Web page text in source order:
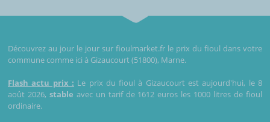
Découvrez au jour le jour sur fioulmarket.fr le prix du fioul dans votre
commune comme ici à Gizaucourt (51800), Marne.
Flash actu prix : Le prix du fioul à Gizaucourt est aujourd'hui, le 8
août 2026, stable avec un tarif de 1612 euros les 1000 litres de fioul
ordinaire.